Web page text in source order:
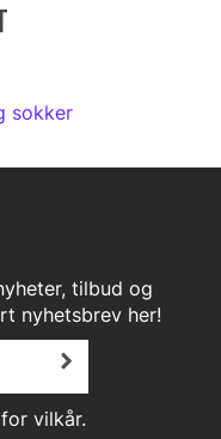
sokker
tilbud og
nyhetsbrev her!
vilkår.